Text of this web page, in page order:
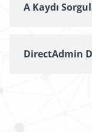
A Kaydı
DirectAdmin